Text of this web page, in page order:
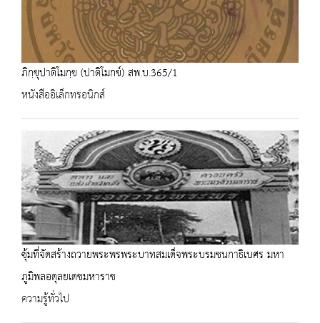
ภิกฺขุปาติโมกฺข (ปาติโมกข์) สพ.บ.365/1
หนังสืออิเล็กทรอนิกส์
ซุ้มที่จัดสร้างถวายพระพรพระบาทสมเด็จพระบรมชนกาธิเบศร มหา
ภูมิพลอดุลยเดชมหาราช
ความรู้ทั่วไป